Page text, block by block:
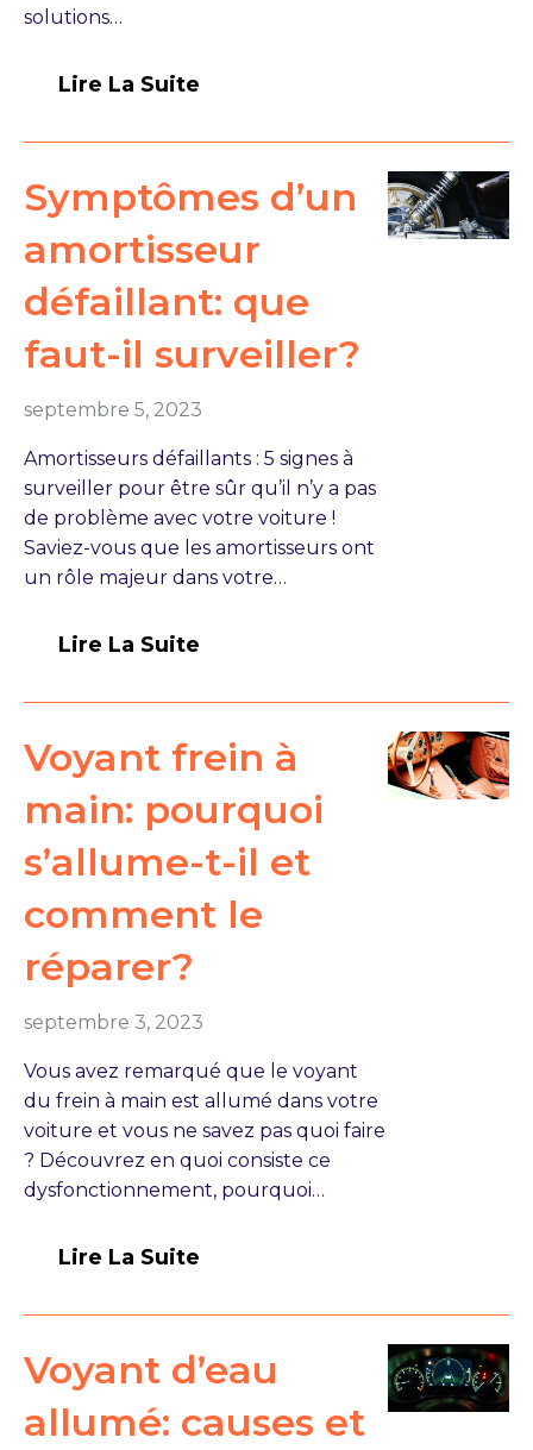
solutions…
Lire La Suite
Symptômes d’un
amortisseur
défaillant: que
faut-il surveiller?
septembre 5, 2023
Amortisseurs défaillants : 5 signes à
surveiller pour être sûr qu’il n’y a pas
de problème avec votre voiture !
Saviez-vous que les amortisseurs ont
un rôle majeur dans votre…
Lire La Suite
Voyant frein à
main: pourquoi
s’allume-t-il et
comment le
réparer?
septembre 3, 2023
Vous avez remarqué que le voyant
du frein à main est allumé dans votre
voiture et vous ne savez pas quoi faire
? Découvrez en quoi consiste ce
dysfonctionnement, pourquoi…
Lire La Suite
Voyant d’eau
allumé: causes et